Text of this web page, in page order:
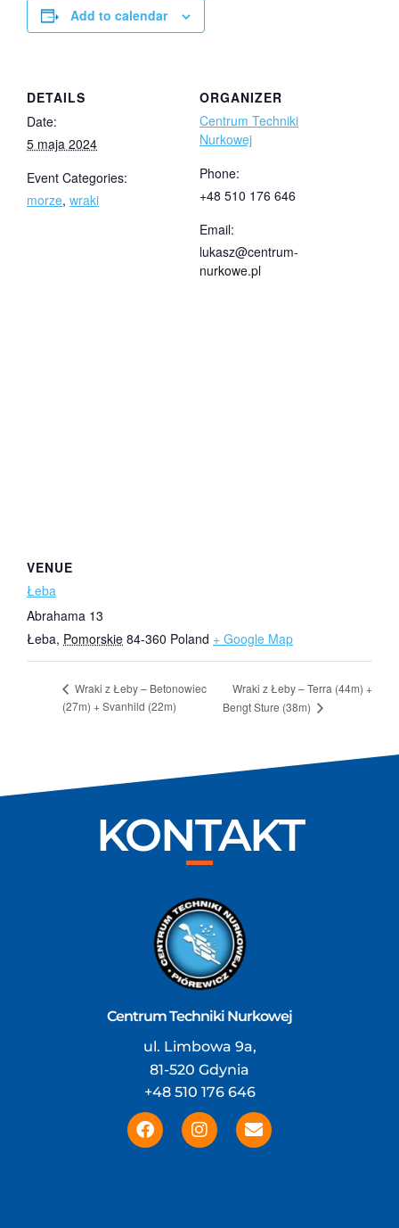
Add to calendar
DETAILS
Date:
5 maja 2024
Event Categories:
morze, wraki
ORGANIZER
Centrum Techniki
Nurkowej
Phone:
+48 510 176 646
Email:
lukasz@centrum-
nurkowe.pl
VENUE
Łeba
Abrahama 13
Łeba, Pomorskie 84-360 Poland + Google Map
Wraki z Łeby – Betonowiec
(27m) + Svanhild (22m)
Wraki z Łeby – Terra (44m) +
Bengt Sture (38m)
KONTAKT
Centrum Techniki Nurkowej
ul. Limbowa 9a,
81-520 Gdynia
+48 510 176 646